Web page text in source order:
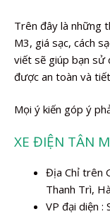
Trên đây là những
M3, giá sạc, cách
viết sẽ giúp bạn sử
được an toàn và
Mọi ý kiến góp ý
XE ĐIỆN TÂN
Địa Chỉ trên
Thanh Trì,
VP đại diện :